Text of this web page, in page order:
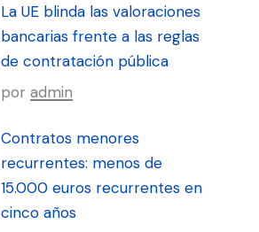
La UE blinda las valoraciones
bancarias frente a las reglas
de contratación pública
por admin
Contratos menores
recurrentes: menos de
15.000 euros recurrentes en
cinco años